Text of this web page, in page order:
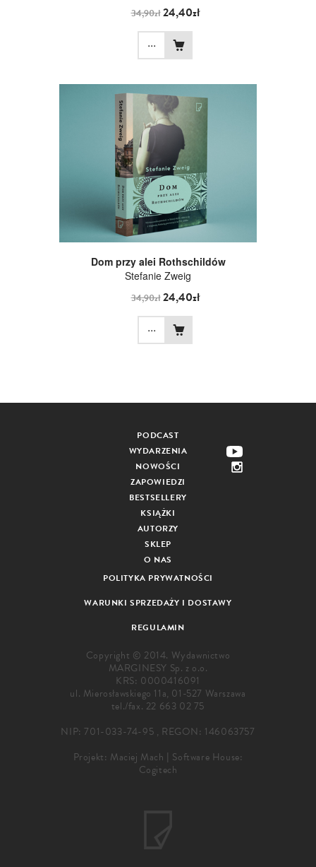
34,90zł24,40zł
...
Dom przy alei Rothschildów
Stefanie Zweig
34,90zł24,40zł
...
PODCAST
WYDARZENIA
NOWOŚCI
ZAPOWIEDZI
BESTSELLERY
KSIĄŻKI
AUTORZY
SKLEP
O NAS
POLITYKA PRYWATNOŚCI
WARUNKI SPRZEDAŻY I DOSTAWY
REGULAMIN
Copyright © 2014. Wydawnictwo
MARGINESY Sp. z o.o.
KRS: 0000416091
ul. Mierosławskiego 11a, 01-527 Warszawa
tel./fax. 22 663 02 75
NIP: 701-033-74-95 , REGON: 146063757
Projekt: Maciej Mach | Software House:
Cogitech